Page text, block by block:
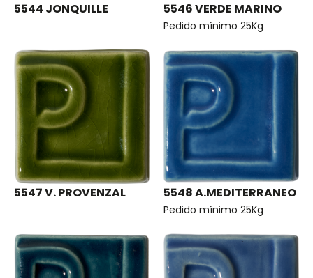
5544 JONQUILLE 5546 VERDE MARINO
Pedido mínimo 25Kg
5547 V. PROVENZAL 5548 A.MEDITERRANEO
Pedido mínimo 25Kg